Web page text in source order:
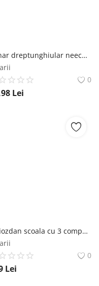
Penar dreptunghiular neechipat Starpak Dino Starpak
0
Lei
Ghiozdan scoala cu 3 compartimente Starpak Dino Starpak
0
Lei